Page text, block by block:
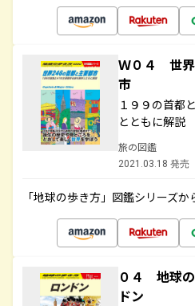
Ｗ０４ 世界
市
１９９の首都
とともに解説
旅の図鑑
2021.03.18 発売
「地球の歩き方」図鑑シリーズか
０４ 地球
ドン